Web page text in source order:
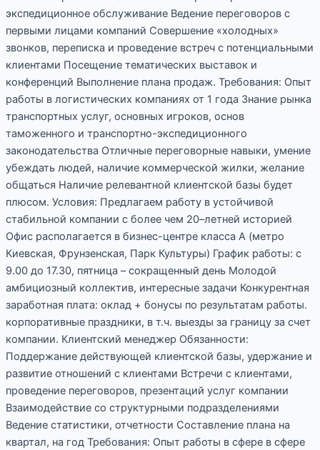
экспедиционное обслуживание Ведение переговоров с
первыми лицами компаний Совершение «холодных»
звонков, переписка и проведение встреч с потенциальными
клиентами Посещение тематических выставок и
конференций Выполнение плана продаж. Требования: Опыт
работы в логистических компаниях от 1 года Знание рынка
транспортных услуг, основных игроков, основ
таможенного и транспортно-экспедиционного
законодательства Отличные переговорные навыки, умение
убеждать людей, наличие коммерческой жилки, желание
общаться Наличие релевантной клиентской базы будет
плюсом. Условия: Предлагаем работу в устойчивой
стабильной компании с более чем 20–летней историей
Офис располагается в бизнес-центре класса А (метро
Киевская, Фрунзенская, Парк Культуры) График работы: с
9.00 до 17.30, пятница – сокращенный день Молодой
амбициозный коллектив, интересные задачи Конкурентная
заработная плата: оклад + бонусы по результатам работы.
корпоративные праздники, в т.ч. выезды за границу за счет
компании. Клиентский менеджер Обязанности:
Поддержание действующей клиентской базы, удержание и
развитие отношений с клиентами Встречи с клиентами,
проведение переговоров, презентаций услуг компании
Взаимодействие со структурными подразделениями
Ведение статистики, отчетности Составление плана на
квартал, на год Требования: Опыт работы в сфере в сфере